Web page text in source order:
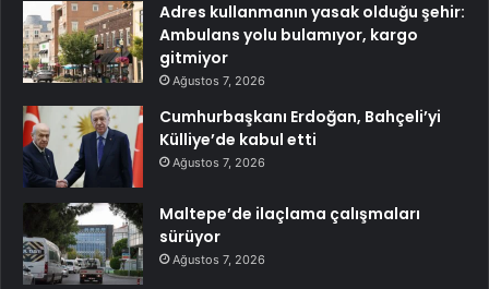
Adres kullanmanın yasak olduğu şehir:
Ambulans yolu bulamıyor, kargo
gitmiyor
Ağustos 7, 2026
Cumhurbaşkanı Erdoğan, Bahçeli’yi
Külliye’de kabul etti
Ağustos 7, 2026
Maltepe’de ilaçlama çalışmaları
sürüyor
Ağustos 7, 2026